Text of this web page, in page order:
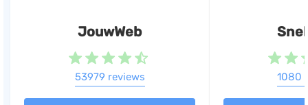
JouwWeb
53979 reviews 1080